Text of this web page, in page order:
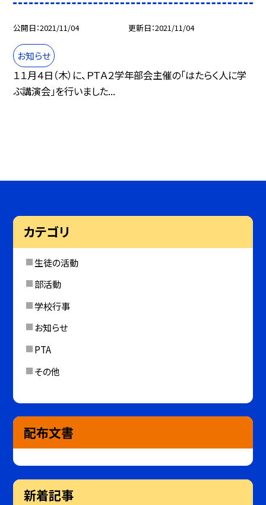
公開日 2021/11/04 更新日 2021/11/04
お知らせ
１１月４日（木）に、ＰＴＡ２学年部会主催の「はたらく人に学
ぶ講演会」を行いました...
カテゴリ
生徒の活動
部活動
学校行事
お知らせ
PTA
その他
配布文書
新着記事